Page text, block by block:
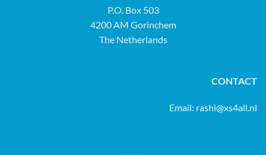
P.O. Box 503
4200 AM Gorinchem
The Netherlands
CONTACT
Email: rashi@xs4all.nl